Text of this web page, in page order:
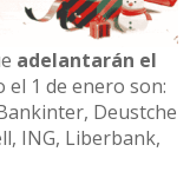
adelantarán el
el 1 de enero son:
Deustche
ING, Liberbank,